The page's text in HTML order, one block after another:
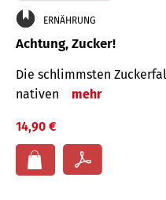
ERNÄHRUNG
Achtung, Zucker!
Die schlimmsten
nativen
mehr
14,90 €